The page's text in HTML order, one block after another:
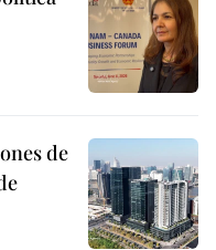
de